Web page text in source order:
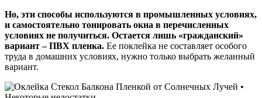
Но, эти способы используются в промышленных условиях,
и самостоятельно тонировать окна в перечисленных
условиях не получиться. Остается лишь «гражданский»
вариант – ПВХ пленка. Ее поклейка не составляет особого
труда в домашних условиях, нужно только выбрать желанный
вариант.